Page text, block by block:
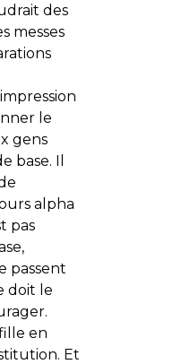
des
messes
le
gens
base. Il
alpha
pas
passent
doit le
en
Et